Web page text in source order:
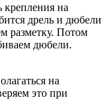
крепления на
дрель и дюбели
разметку. Потом
дюбели.
на
это при